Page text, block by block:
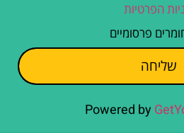
הפרטיות
פרסומיים
שליחה
Powered by